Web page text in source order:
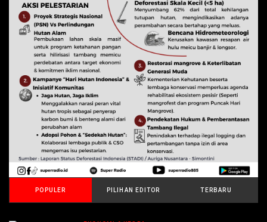
POPULER PILIHAN EDITOR TERBARU